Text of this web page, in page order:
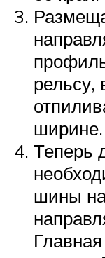
рельсу,
ширине.
Теперь
шины на